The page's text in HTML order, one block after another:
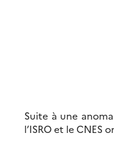
Suite à une
l’ISRO et le CNES